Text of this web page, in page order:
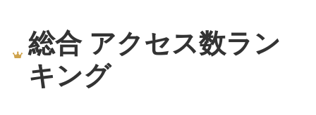
総合 アクセス数ラン
キング